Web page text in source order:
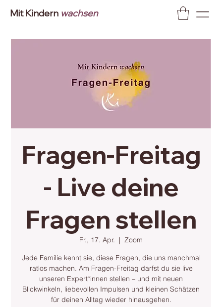
Mit Kindern wachsen
Fragen-Freitag
- Live deine
Fragen stellen
Fr., 17. Apr.
  |
Zoom
Jede Familie kennt sie, diese Fragen, die uns manchmal
ratlos machen. Am Fragen-Freitag darfst du sie live
unseren Expert*innen stellen – und mit neuen
Blickwinkeln, liebevollen Impulsen und kleinen Schätzen
für deinen Alltag wieder hinausgehen.